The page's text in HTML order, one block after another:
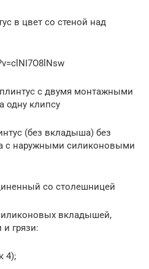
в цвет со стеной над
с двумя монтажными
одну клипсу
(без вкладыша) без
с наружными силиконовыми
со столешницей
вкладышей,
грязи:
4);